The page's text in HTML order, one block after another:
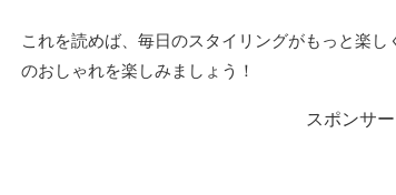
これを読めば、毎日のスタイリングがもっと楽
のおしゃれを楽しみましょう！
スポンサ